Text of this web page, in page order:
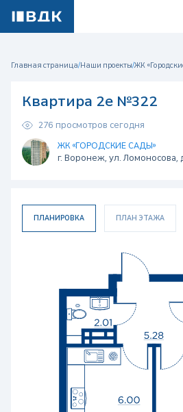
Главная страница/Наши проекты/ЖК
Квартира 2е №322
276 просмотров сегодня
ЖК «ГОРОДСКИЕ САДЫ»
г. Воронеж, ул. Ломоносова,
ПЛАНИРОВКА ПЛАН ЭТАЖА